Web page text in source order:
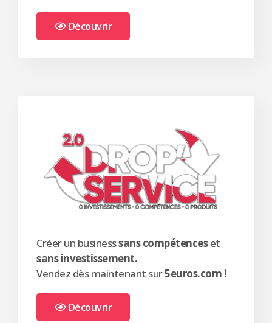
Découvrir
Créer un businesssans compétenceset
sans investissement.
Vendez dès maintenant sur5euros.com !
Découvrir